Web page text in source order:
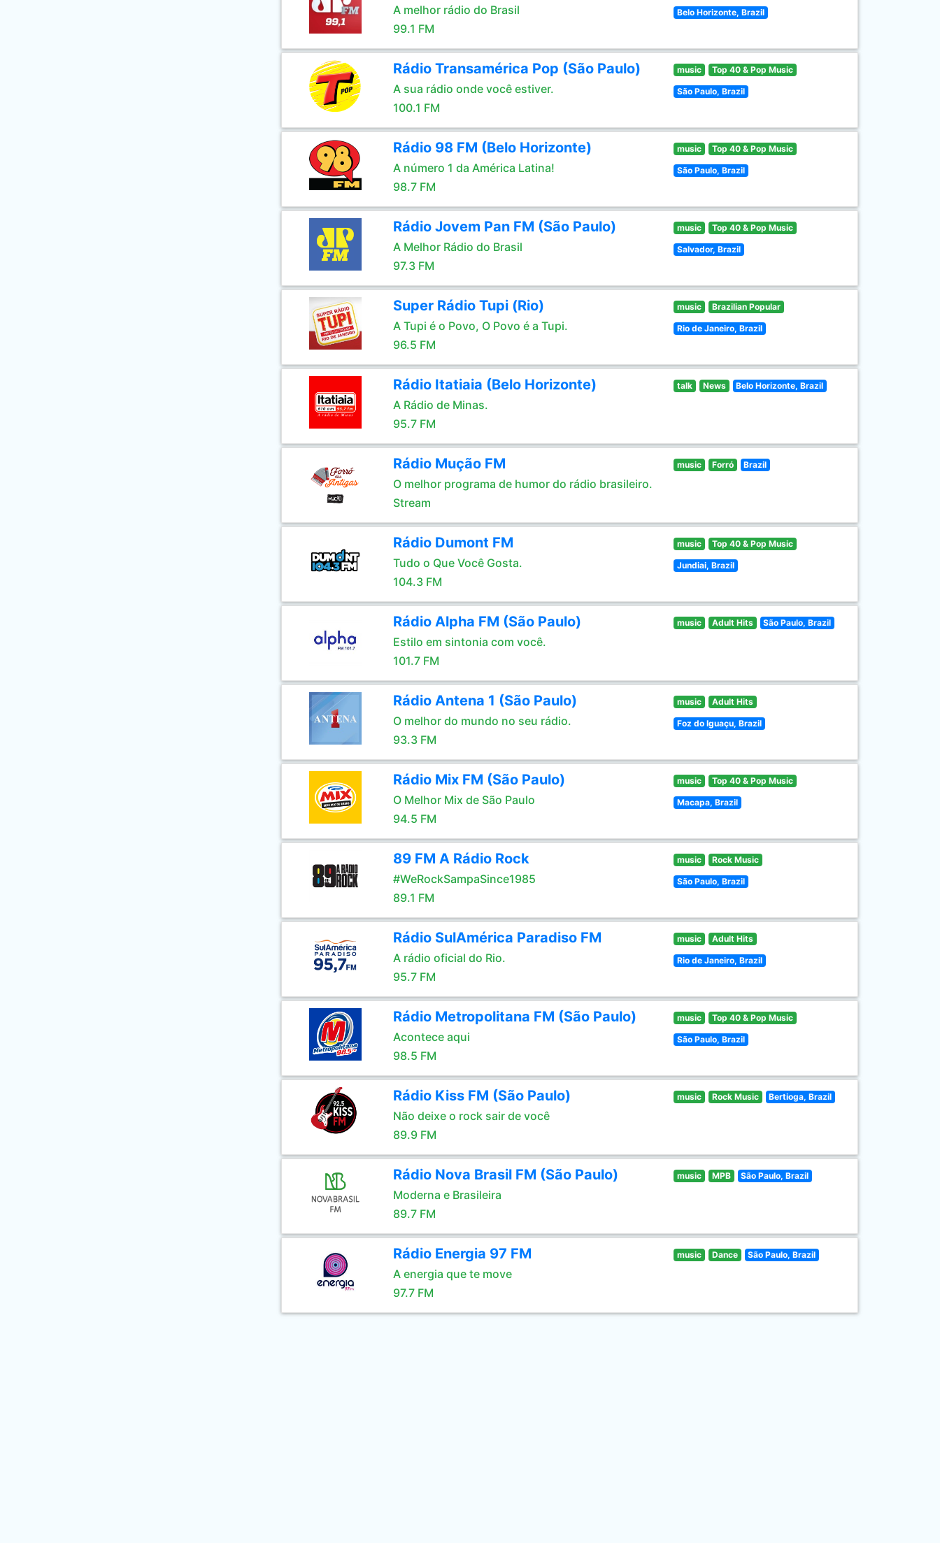
A melhor rádio do Brasil
99.1 FM
Belo Horizonte, Brazil
Rádio Transamérica Pop (São Paulo)
A sua rádio onde você estiver.
100.1 FM
music Top 40 & Pop Music
São Paulo, Brazil
Rádio 98 FM (Belo Horizonte)
A número 1 da América Latina!
98.7 FM
music Top 40 & Pop Music
São Paulo, Brazil
Rádio Jovem Pan FM (São Paulo)
A Melhor Rádio do Brasil
97.3 FM
music Top 40 & Pop Music
Salvador, Brazil
Super Rádio Tupi (Rio)
A Tupi é o Povo, O Povo é a Tupi.
96.5 FM
music Brazilian Popular
Rio de Janeiro, Brazil
Rádio Itatiaia (Belo Horizonte)
A Rádio de Minas.
95.7 FM
talk News Belo Horizonte, Brazil
Rádio Mução FM
O melhor programa de humor do rádio brasileiro.
Stream
music Forró Brazil
Rádio Dumont FM
Tudo o Que Você Gosta.
104.3 FM
music Top 40 & Pop Music
Jundiai, Brazil
Rádio Alpha FM (São Paulo)
Estilo em sintonia com você.
101.7 FM
music Adult Hits São Paulo, Brazil
Rádio Antena 1 (São Paulo)
O melhor do mundo no seu rádio.
93.3 FM
music Adult Hits
Foz do Iguaçu, Brazil
Rádio Mix FM (São Paulo)
O Melhor Mix de São Paulo
94.5 FM
music Top 40 & Pop Music
Macapa, Brazil
89 FM A Rádio Rock
#WeRockSampaSince1985
89.1 FM
music Rock Music
São Paulo, Brazil
Rádio SulAmérica Paradiso FM
A rádio oficial do Rio.
95.7 FM
music Adult Hits
Rio de Janeiro, Brazil
Rádio Metropolitana FM (São Paulo)
Acontece aqui
98.5 FM
music Top 40 & Pop Music
São Paulo, Brazil
Rádio Kiss FM (São Paulo)
Não deixe o rock sair de você
89.9 FM
music Rock Music Bertioga, Brazil
Rádio Nova Brasil FM (São Paulo)
Moderna e Brasileira
89.7 FM
music MPB São Paulo, Brazil
Rádio Energia 97 FM
A energia que te move
97.7 FM
music Dance São Paulo, Brazil